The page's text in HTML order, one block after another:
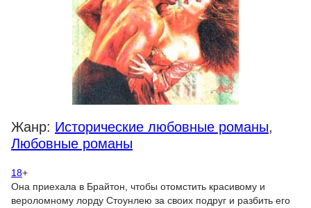
Жанр: Исторические любовные романы,
Любовные романы
18+
Она приехала в Брайтон, чтобы отомстить красивому и
вероломному лорду Стоунлею за своих подруг и разбить его